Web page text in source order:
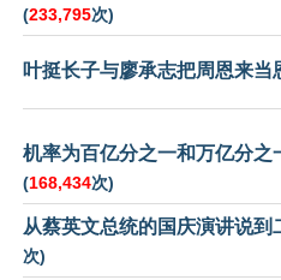
(233,795次)
叶挺长子与廖承志把周恩来当
机率为百亿分之一和万亿分之
(168,434次)
从蔡英文总统的国庆演讲说到
次)